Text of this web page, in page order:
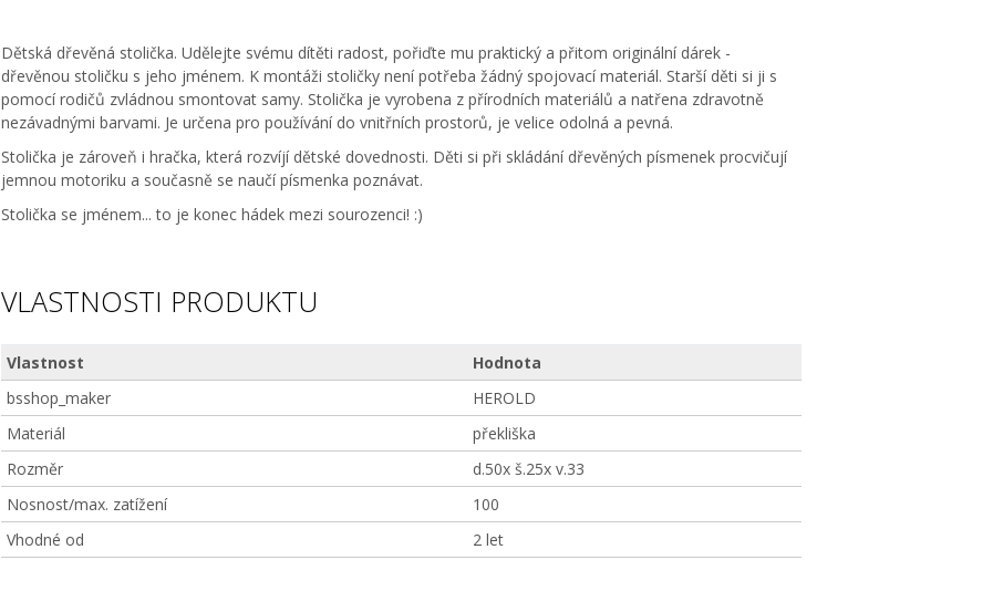
Dětská dřevěná stolička. Udělejte svému dítěti radost, pořiďte mu praktický a přitom originální dárek -
dřevěnou stoličku s jeho jménem. K montáži stoličky není potřeba žádný spojovací materiál. Starší děti si ji s
pomocí rodičů zvládnou smontovat samy. Stolička je vyrobena z přírodních materiálů a natřena zdravotně
nezávadnými barvami. Je určena pro používání do vnitřních prostorů, je velice odolná a pevná.
Stolička je zároveň i hračka, která rozvíjí dětské dovednosti. Děti si při skládání dřevěných písmenek procvičují
jemnou motoriku a současně se naučí písmenka poznávat.
Stolička se jménem... to je konec hádek mezi sourozenci! :)
VLASTNOSTI PRODUKTU
Vlastnost
Hodnota
bsshop_maker
HEROLD
Materiál
překliška
Rozměr
d.50x š.25x v.33
Nosnost/max. zatížení
100
Vhodné od
2 let